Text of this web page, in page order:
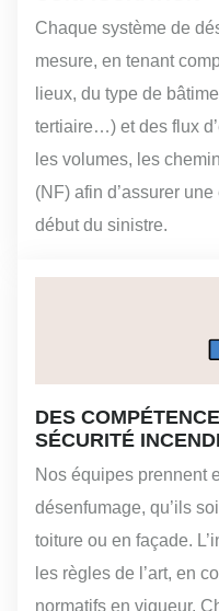
Chaque système de
mesure, en tenant
lieux, du type de
tertiaire…) et des flux
les volumes, les
(NF) afin d’assurer
début du sinistre.
DES
SÉCURITÉ
Nos équipes prennent
désenfumage, qu’ils
toiture ou en façade.
les règles de l’art, en
normatifs en vigueur.